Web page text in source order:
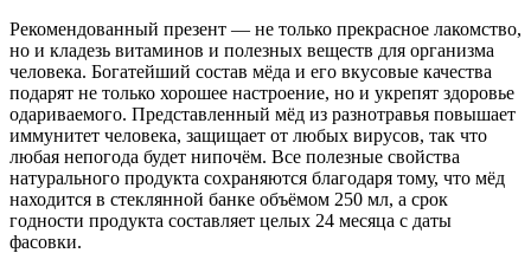
Рекомендованный презент — не только прекрасное лакомство,
но и кладезь витаминов и полезных веществ для организма
человека. Богатейший состав мёда и его вкусовые качества
подарят не только хорошее настроение, но и укрепят здоровье
одариваемого. Представленный мёд из разнотравья повышает
иммунитет человека, защищает от любых вирусов, так что
любая непогода будет нипочём. Все полезные свойства
натурального продукта сохраняются благодаря тому, что мёд
находится в стеклянной банке объёмом 250 мл, а срок
годности продукта составляет целых 24 месяца с даты
фасовки.